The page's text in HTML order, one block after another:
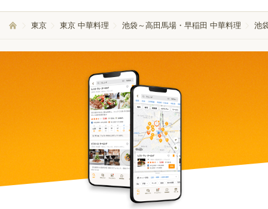
東京 東京 中華料理 池袋～高田馬場・早稲田 中華料理 池